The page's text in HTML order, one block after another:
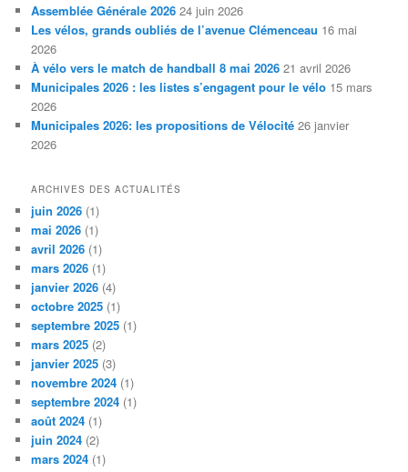
Assemblée Générale 2026 24 juin 2026
Les vélos, grands oubliés de l’avenue Clémenceau 16 mai
2026
À vélo vers le match de handball 8 mai 2026 21 avril 2026
Municipales 2026 : les listes s’engagent pour le vélo 15 mars
2026
Municipales 2026: les propositions de Vélocité 26 janvier
2026
ARCHIVES DES ACTUALITÉS
juin 2026 (1)
mai 2026 (1)
avril 2026 (1)
mars 2026 (1)
janvier 2026 (4)
octobre 2025 (1)
septembre 2025 (1)
mars 2025 (2)
janvier 2025 (3)
novembre 2024 (1)
septembre 2024 (1)
août 2024 (1)
juin 2024 (2)
mars 2024 (1)